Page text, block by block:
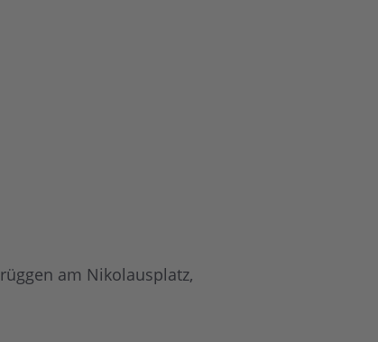
am Nikolausplatz,